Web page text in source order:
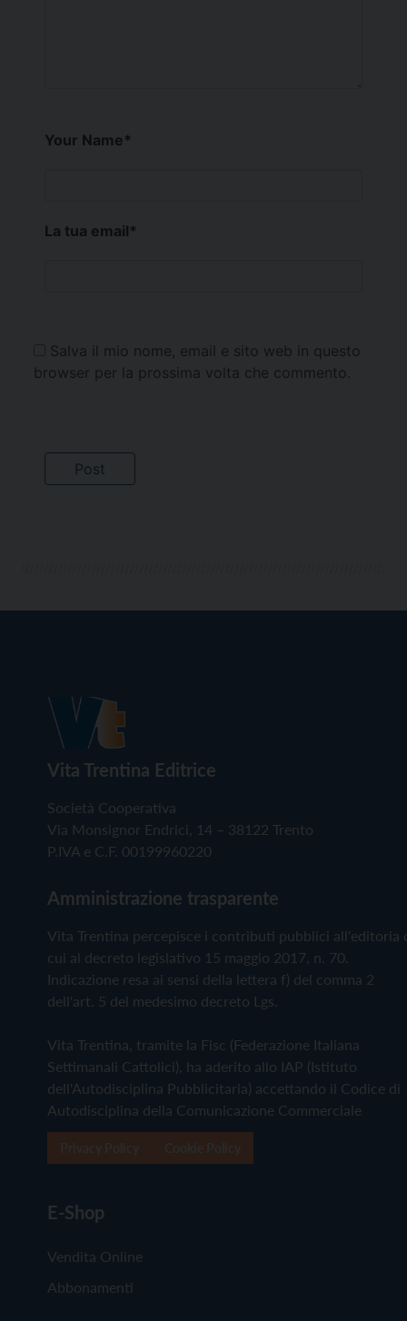
Your Name*
La tua email*
Salva il mio nome, email e sito web in questo
browser per la prossima volta che commento.
Vita Trentina Editrice
Società Cooperativa
Via Monsignor Endrici, 14 – 38122 Trento
P.IVA e C.F. 00199960220
Amministrazione trasparente
Vita Trentina percepisce i contributi pubblici all'editoria
cui al decreto legislativo 15 maggio 2017, n. 70.
Indicazione resa ai sensi della lettera f) del comma 2
dell'art. 5 del medesimo decreto Lgs.
Vita Trentina, tramite la Fisc (Federazione Italiana
Settimanali Cattolici), ha aderito allo IAP (Istituto
dell'Autodisciplina Pubblicitaria) accettando il Codice di
Autodisciplina della Comunicazione Commerciale
E-Shop
Vendita Online
Abbonamenti